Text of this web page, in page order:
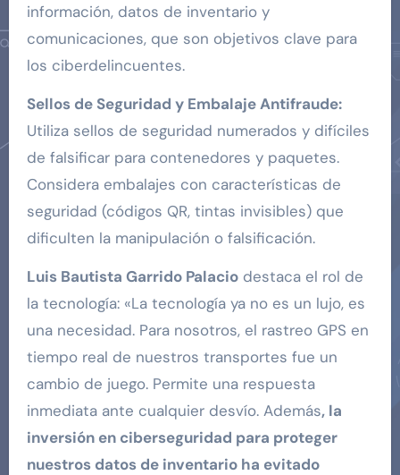
información, datos de inventario y
comunicaciones, que son objetivos clave para
los ciberdelincuentes.
Sellos de Seguridad y Embalaje Antifraude:
Utiliza sellos de seguridad numerados y difíciles
de falsificar para contenedores y paquetes.
Considera embalajes con características de
seguridad (códigos QR, tintas invisibles) que
dificulten la manipulación o falsificación.
Luis Bautista Garrido Palaciodestaca el rol de
la tecnología: «La tecnología ya no es un lujo, es
una necesidad. Para nosotros, el rastreo GPS en
tiempo real de nuestros transportes fue un
cambio de juego. Permite una respuesta
inmediata ante cualquier desvío. Además, la
inversión en ciberseguridad para proteger
nuestros datos de inventario ha evitado